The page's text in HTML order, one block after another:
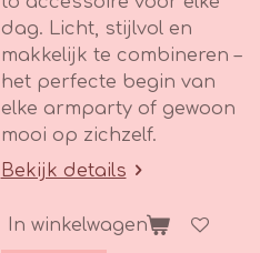
dag. Licht, stijlvol en
makkelijk te combineren –
het perfecte begin van
elke armparty of gewoon
mooi op zichzelf.
Bekijk details
In winkelwagen